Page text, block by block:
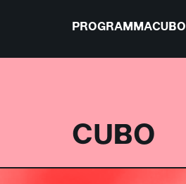
PROGRAMMACUBO
CUBO